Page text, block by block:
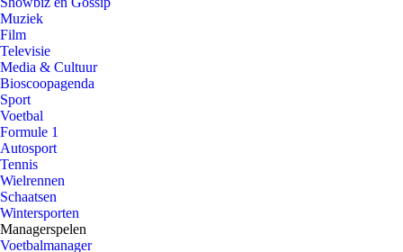
Muziek
Film
Televisie
Media & Cultuur
Bioscoopagenda
Sport
Voetbal
Formule 1
Autosport
Tennis
Wielrennen
Schaatsen
Wintersporten
Managerspelen
Voetbalmanager